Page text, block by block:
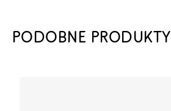
PODOBNE PRODUKTY